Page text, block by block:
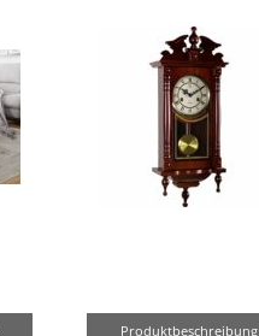
Produktbeschreibung